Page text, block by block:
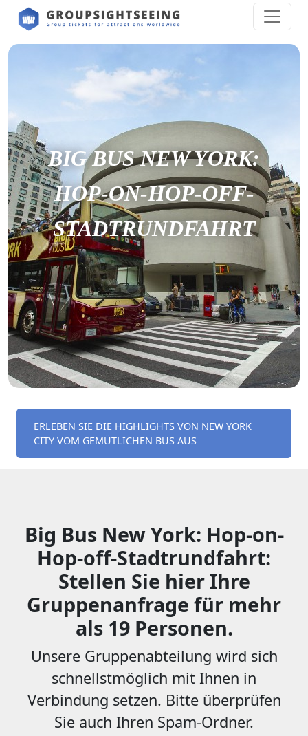
BIG BUS NEW YORK:
HOP-ON-HOP-OFF-
STADTRUNDFAHRT
ERLEBEN SIE DIE HIGHLIGHTS VON NEW YORK
CITY VOM GEMÜTLICHEN BUS AUS
Big Bus New York: Hop-on-
Hop-off-Stadtrundfahrt:
Stellen Sie hier Ihre
Gruppenanfrage für mehr
als 19 Personen.
Unsere Gruppenabteilung wird sich
schnellstmöglich mit Ihnen in
Verbindung setzen. Bitte überprüfen
Sie auch Ihren Spam-Ordner.